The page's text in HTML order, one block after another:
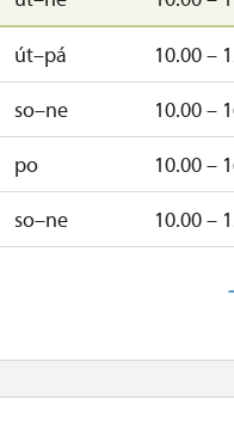
2026 a
prosinec
(mimo
po dni pracovního
út–pá
10.00 –
so–ne
10.00 –
po
10.00 –
so–ne
10.00 –
10.00 –